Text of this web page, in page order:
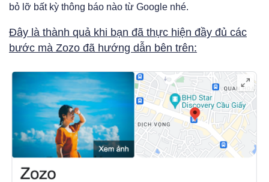
bỏ lỡ bất kỳ thông báo nào từ Google nhé.
Đây là thành quả khi bạn đã thực hiện đầy đủ các
bước mà Zozo đã hướng dẫn bên trên: